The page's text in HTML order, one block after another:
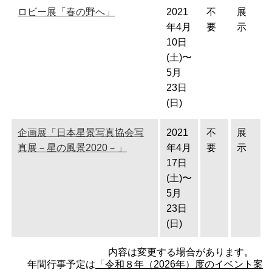
ロビー展「春の野へ」
2021
年4月
10日
(土)〜
5月
23日
(日)
不
要
展
示
企画展「日本星景写真協会写
真展－星の風景2020－」
2021
年4月
17日
(土)〜
5月
23日
(日)
不
要
展
示
内容は変更する場合があります。
年間行事予定は 「令和８年（2026年）度のイベント案